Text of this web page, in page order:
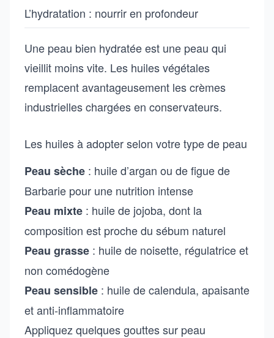
L’hydratation : nourrir en profondeur
Une peau bien hydratée est une peau qui
vieillit moins vite. Les huiles végétales
remplacent avantageusement les crèmes
industrielles chargées en conservateurs.
Les huiles à adopter selon votre type de peau
Peau sèche : huile d’argan ou de figue de
Barbarie pour une nutrition intense
Peau mixte : huile de jojoba, dont la
composition est proche du sébum naturel
Peau grasse : huile de noisette, régulatrice et
non comédogène
Peau sensible : huile de calendula, apaisante
et anti-inflammatoire
Appliquez quelques gouttes sur peau